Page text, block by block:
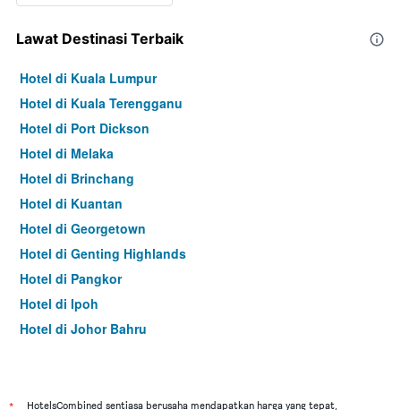
Lawat Destinasi Terbaik
Hotel di Kuala Lumpur
Hotel di Kuala Terengganu
Hotel di Port Dickson
Hotel di Melaka
Hotel di Brinchang
Hotel di Kuantan
Hotel di Georgetown
Hotel di Genting Highlands
Hotel di Pangkor
Hotel di Ipoh
Hotel di Johor Bahru
Hotel di Kuching
HotelsCombined sentiasa berusaha mendapatkan harga yang tepat,